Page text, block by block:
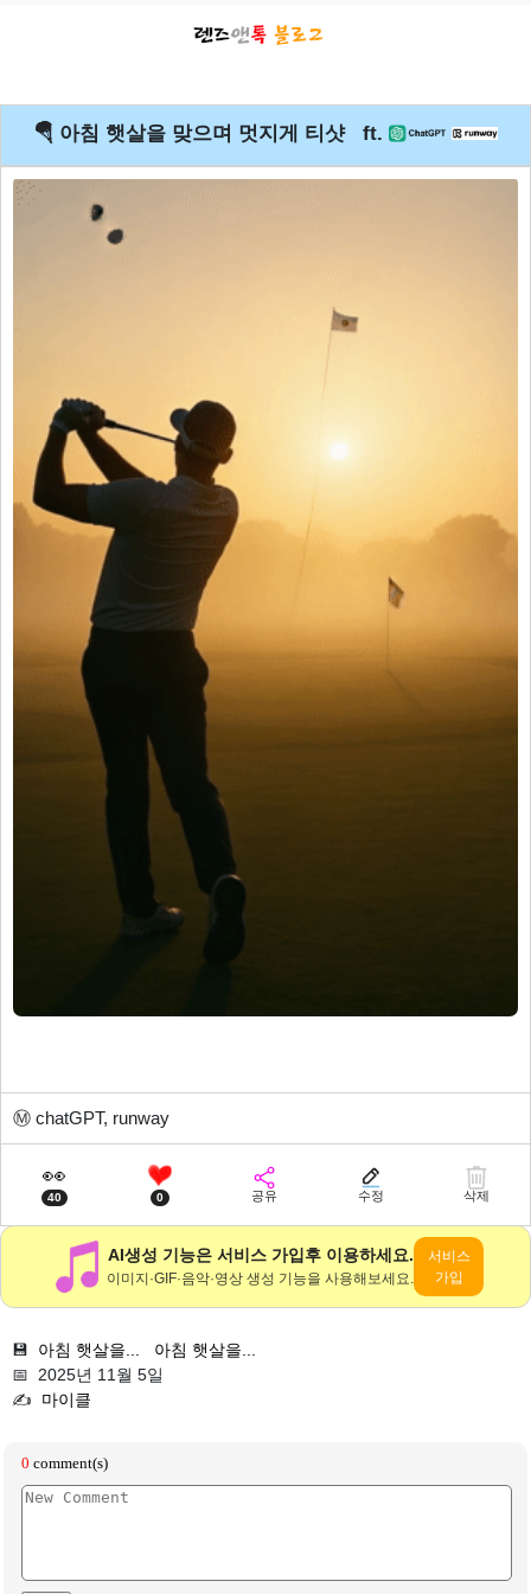
🪂 아침 햇살을 맞으며 멋지게 티샷 ft.
Ⓜ️ chatGPT, runway
👀
40 0 공유 수정 삭제
AI생성 기능은 서비스 가입후 이용하세요.
이미지·GIF·음악·영상 생성 기능을 사용해보세요.
서비스
가입
💾 아침 햇살을...
아침 햇살을...
📅 2025년 11월 5일
✍️ 마이클